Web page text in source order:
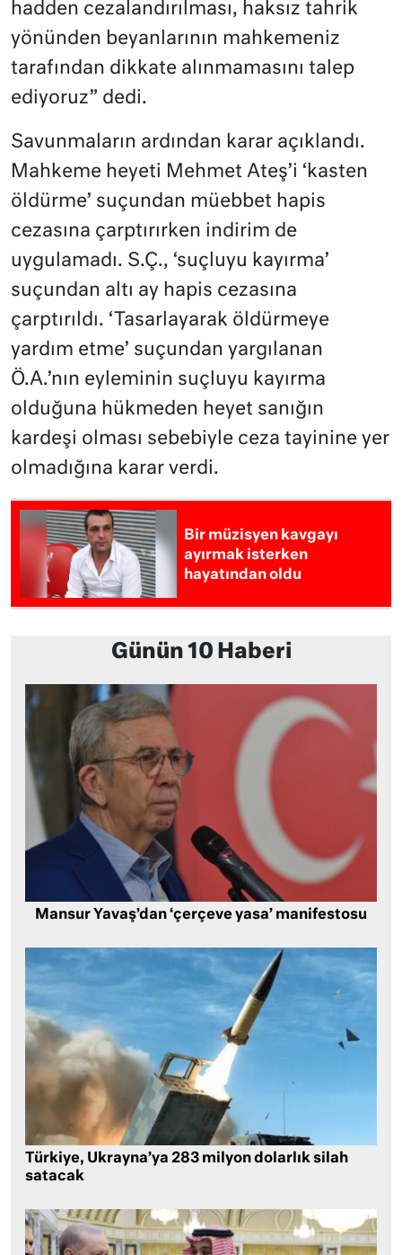
hadden cezalandırılması, haksız tahrik
yönünden beyanlarının mahkemeniz
tarafından dikkate alınmamasını talep
ediyoruz” dedi.
Savunmaların ardından karar açıklandı.
Mahkeme heyeti Mehmet Ateş’i ‘kasten
öldürme’ suçundan müebbet hapis
cezasına çarptırırken indirim de
uygulamadı. S.Ç., ‘suçluyu kayırma’
suçundan altı ay hapis cezasına
çarptırıldı. ‘Tasarlayarak öldürmeye
yardım etme’ suçundan yargılanan
Ö.A.’nın eyleminin suçluyu kayırma
olduğuna hükmeden heyet sanığın
kardeşi olması sebebiyle ceza tayinine yer
olmadığına karar verdi.
Bir müzisyen kavgayı
ayırmak isterken
hayatından oldu
Günün 10 Haberi
Mansur Yavaş’dan ‘çerçeve yasa’ manifestosu
Türkiye, Ukrayna’ya 283 milyon dolarlık silah
satacak